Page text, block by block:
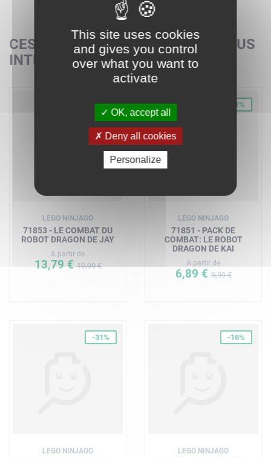
CES SETS POURRAIENT AUSSI VOUS
INTÉRESSER
-31%
LEGO NINJAGO
71853 - LE COMBAT DU
ROBOT DRAGON DE JAY
A partir de
13,79 €19,99 €
-31%
LEGO NINJAGO
71851 - PACK DE
COMBAT: LE ROBOT
DRAGON DE KAI
A partir de
6,89 €9,99 €
-31%
LEGO NINJAGO
-16%
LEGO NINJAGO
This site uses cookies
and gives you control
over what you want to
activate
OK, accept all
Deny all cookies
Personalize